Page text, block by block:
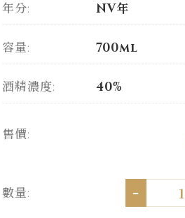
年分: NV年
容量: 700ml
酒精濃度: 40%
售價:
數量: -